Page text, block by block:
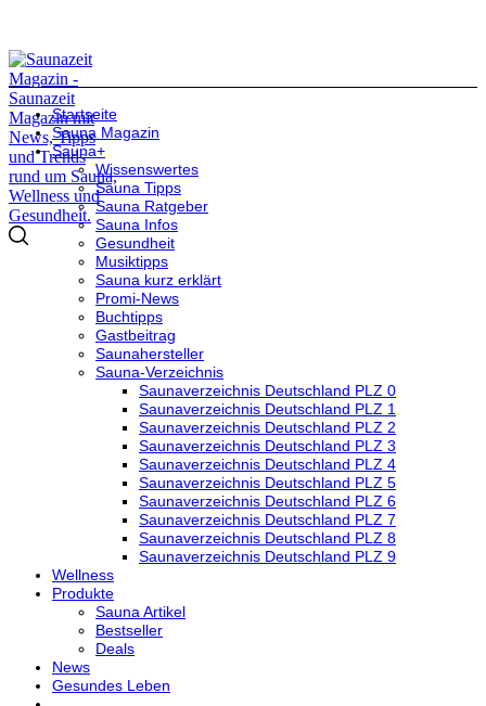
Startseite
Sauna Magazin
Sauna+
Wissenswertes
Sauna Tipps
Sauna Ratgeber
Sauna Infos
Gesundheit
Musiktipps
Sauna kurz erklärt
Promi-News
Buchtipps
Gastbeitrag
Saunahersteller
Sauna-Verzeichnis
Saunaverzeichnis Deutschland PLZ 0
Saunaverzeichnis Deutschland PLZ 1
Saunaverzeichnis Deutschland PLZ 2
Saunaverzeichnis Deutschland PLZ 3
Saunaverzeichnis Deutschland PLZ 4
Saunaverzeichnis Deutschland PLZ 5
Saunaverzeichnis Deutschland PLZ 6
Saunaverzeichnis Deutschland PLZ 7
Saunaverzeichnis Deutschland PLZ 8
Saunaverzeichnis Deutschland PLZ 9
Wellness
Produkte
Sauna Artikel
Bestseller
Deals
News
Gesundes Leben